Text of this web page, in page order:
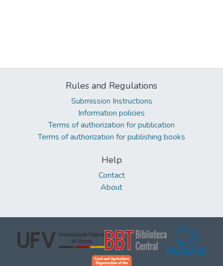
Rules and Regulations
Submission Instructions
Information policies
Terms of authorization for publication
Terms of authorization for publishing books
Help
Contact
About